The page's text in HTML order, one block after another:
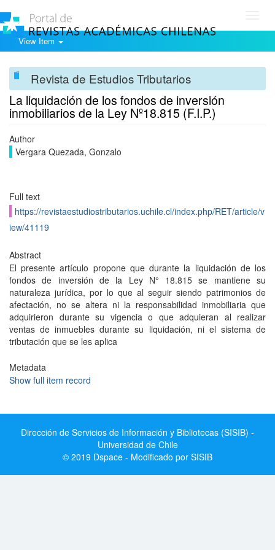
View Item
Revista de Estudios Tributarios
La liquidación de los fondos de inversión
inmobiliarios de la Ley Nº18.815 (F.I.P.)
Author
Vergara Quezada, Gonzalo
Full text
https://revistaestudiostributarios.uchile.cl/index.php/RET/article/v
iew/41119
Abstract
El presente artículo propone que durante la liquidación de los
fondos de inversión de la Ley N° 18.815 se mantiene su
naturaleza jurídica, por lo que al seguir siendo patrimonios de
afectación, no se altera ni la responsabilidad inmobiliaria que
adquirieron durante su vigencia o que adquieran al realizar
ventas de inmuebles durante su liquidación, ni el sistema de
tributación que se les aplica
Metadata
Show full item record
Dirección de Servicios de Información y Bibliotecas (SISIB) -
Universidad de Chile
© 2019 Dspace - Modificado por SISIB